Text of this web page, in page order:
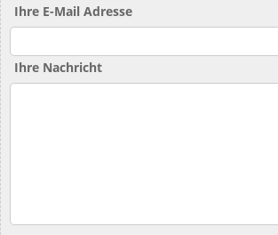
Ihre E-Mail Adresse
Ihre Nachricht